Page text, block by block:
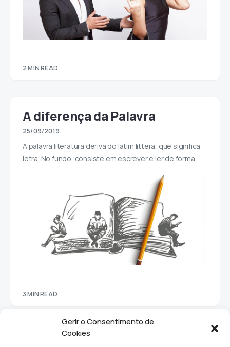
Gerir o Consentimento de
Cookies
2 MIN READ
A diferença da Palavra
25/09/2019
A palavra literatura deriva do latim littera, que significa
letra. No fundo, consiste em escrever e ler de forma…
3 MIN READ